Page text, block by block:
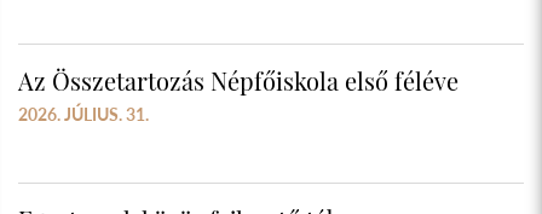
Az Összetartozás Népfőiskola első féléve
2026. JÚLIUS. 31.